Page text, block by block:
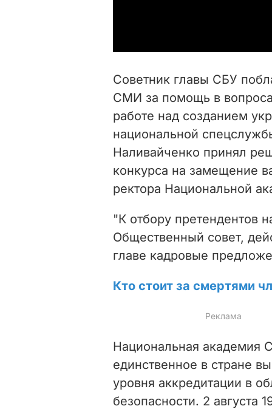
Советник главы СБУ
СМИ за помощь в
работе над созданием
национальной
Наливайченко принял
конкурса на замещение
ректора Национальной
"К отбору претендентов
Общественный совет,
главе кадровые
Кто стоит за смертями
Национальная академия
единственное в стране
уровня аккредитации в
безопасности. 2 августа